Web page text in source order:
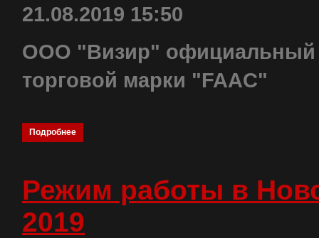
21.08.2019 15:50
ООО "Визир" официальный
торговой марки "FAAC"
Подробнее
Режим работы в
2019